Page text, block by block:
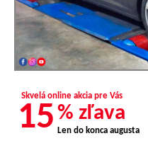
Skvelá online akcia pre Vás
15% zľava
Len do konca augusta